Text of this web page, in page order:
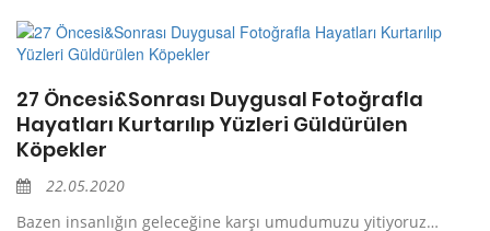
27 Öncesi&Sonrası Duygusal Fotoğrafla
Hayatları Kurtarılıp Yüzleri Güldürülen
Köpekler
22.05.2020
Bazen insanlığın geleceğine karşı umudumuzu yitiyoruz…